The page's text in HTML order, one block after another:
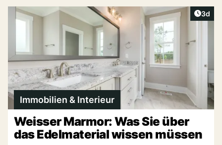
3d
Immobilien & Interieur
Weisser Marmor: Was Sie über
das Edelmaterial wissen müssen